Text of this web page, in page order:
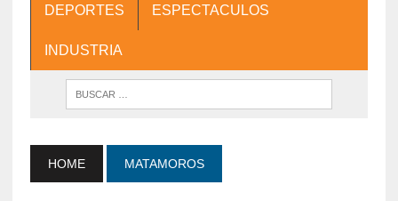
DEPORTES ESPECTACULOS
INDUSTRIA
HOME MATAMOROS